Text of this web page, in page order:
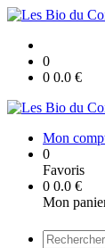
0
0 0.0 €
Mon
0
Favoris
0 0.0 €
Mon